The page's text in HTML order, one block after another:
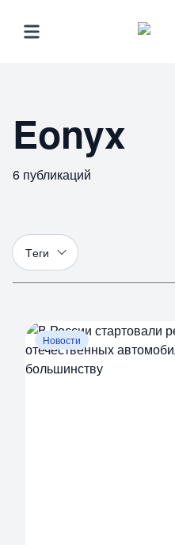
Eonyx
6 публикаций
Теги
Новости